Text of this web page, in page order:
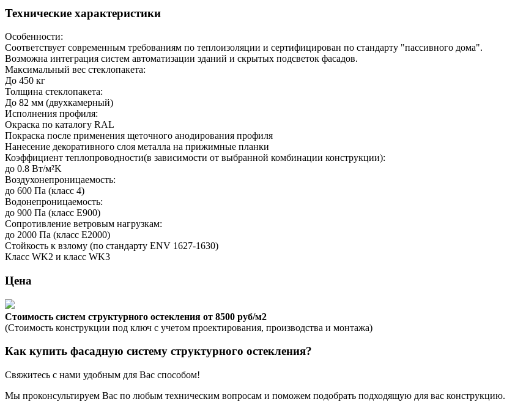
Технические характеристики
Особенности:
Соответствует современным требованиям по теплоизоляции и сертифицирован по стандарту "пассивного дома".
Возможна интеграция систем автоматизации зданий и скрытых подсветок фасадов.
Максимальный вес стеклопакета:
До 450 кг
Толщина стеклопакета:
До 82 мм (двухкамерный)
Исполнения профиля:
Окраска по каталогу RAL
Покраска после применения щеточного анодирования профиля
Нанесение декоративного слоя металла на прижимные планки
Коэффициент теплопроводности(в зависимости от выбранной комбинации конструкции):
до 0.8 Вт/м²K
Воздухонепроницаемость:
до 600 Па (класс 4)
Водонепроницаемость:
до 900 Па (класс E900)
Сопротивление ветровым нагрузкам:
до 2000 Па (класс E2000)
Стойкость к взлому (по стандарту ENV 1627-1630)
Класс WK2 и класс WK3
Цена
Стоимость систем структурного остекления от 8500 руб/м2
(Стоимость конструкции под ключ с учетом проектирования, производства и монтажа)
Как купить фасадную систему структурного остекления?
Свяжитесь с нами удобным для Вас способом!
Мы проконсультируем Вас по любым техническим вопросам и поможем подобрать подходящую для вас конструкцию.